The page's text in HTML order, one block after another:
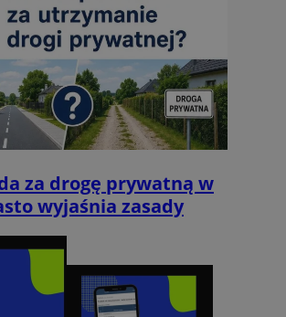
za drogę prywatną w
wyjaśnia zasady